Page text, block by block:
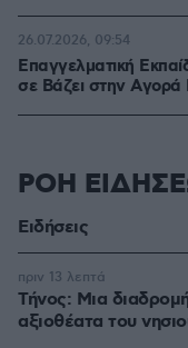
Επαγγελματική
σε Bάζει στην Aγορά
26.07.2026, 09:54
ΡΟΗ
Ειδήσεις
Τήνος: Μια
αξιοθέατα του
πριν 13 λεπτά